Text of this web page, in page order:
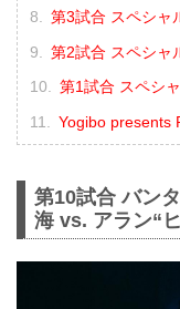
第3試合 スペシャ
第2試合 スペシャ
第1試合 スペシ
Yogibo presents
第10試合 バン
海 vs. アラン“